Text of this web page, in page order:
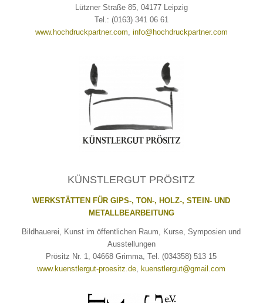
Lützner Straße 85, 04177 Leipzig
Tel.: (0163) 341 06 61
www.hochdruckpartner.com info@hochdruckpartner.com
KÜNSTLERGUT PRÖSITZ
WERKSTÄTTEN FÜR GIPS-, TON-, HOLZ-, STEIN- UND
METALLBEARBEITUNG
Bildhauerei, Kunst im öffentlichen Raum, Kurse, Symposien und
Ausstellungen
Prösitz Nr. 1, 04668 Grimma, Tel. (034358) 513 15
www.kuenstlergut-proesitz.de, kuenstlergut@gmail.com